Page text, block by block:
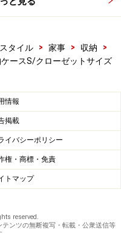
タイル > 家事 > 収納
>
ケースS/クローゼットサイズ
情報
掲載
イバシーポリシー
権・商標・免責
トマップ
reserved.
ンツの無断複写・転載・公衆送信等